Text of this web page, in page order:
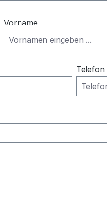
Vorname
Telefon